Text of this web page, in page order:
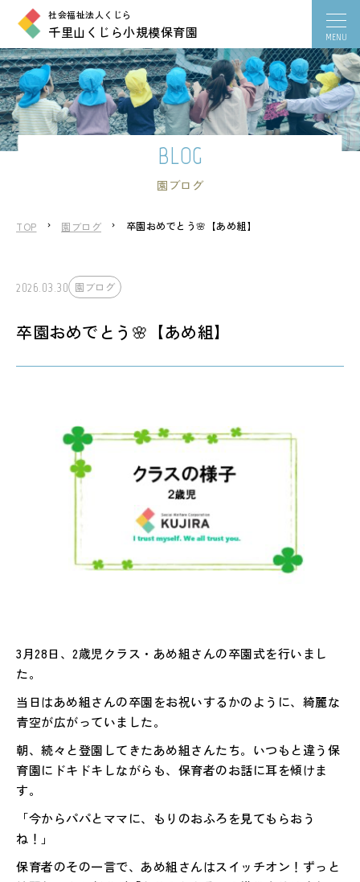
社会福祉法人くじら
千里山くじら小規模保育園
BLOG
園ブログ
TOP 園ブログ 卒園おめでとう🌸【あめ組】
2026.03.30 園ブログ
卒園おめでとう🌸【あめ組】
3月28日、2歳児クラス・あめ組さんの卒園式を行いまし
た。
当日はあめ組さんの卒園をお祝いするかのように、綺麗な
青空が広がっていました。
朝、続々と登園してきたあめ組さんたち。いつもと違う保
育園にドキドキしながらも、保育者のお話に耳を傾けま
す。
「今からパパとママに、もりのおふろを見てもらおう
ね！」
保育者のその一言で、あめ組さんはスイッチオン！ずっと